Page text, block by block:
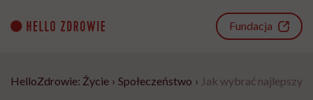
content
Fundacja
HelloZdrowie: Życie › Społeczeństwo › Jak wybrać najlepszy